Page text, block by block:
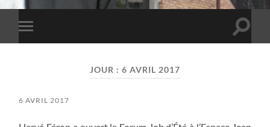
Toggle
mobile
Toggle
JOUR : 6 AVRIL 2017
6 AVRIL 2017